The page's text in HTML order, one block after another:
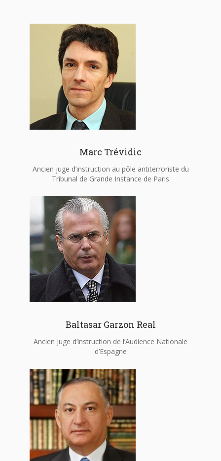
Marc Trévidic
Ancien juge d’instruction au pôle antiterroriste du
Tribunal de Grande Instance de Paris
Baltasar Garzon Real
Ancien juge d’instruction de l’Audience Nationale
d’Espagne